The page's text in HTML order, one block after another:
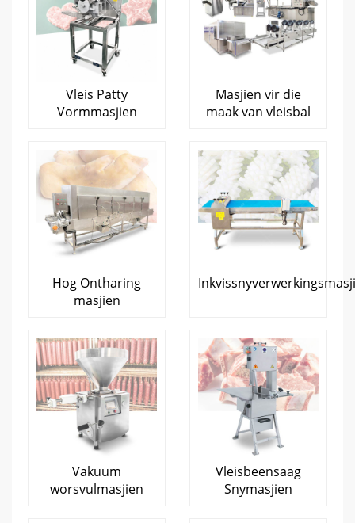
Vleis Patty
Vormmasjien
Masjien vir die
maak van vleisbal
Hog Ontharing
masjien
Vakuum
worsvulmasjien
Vleisbeensaag
Snymasjien